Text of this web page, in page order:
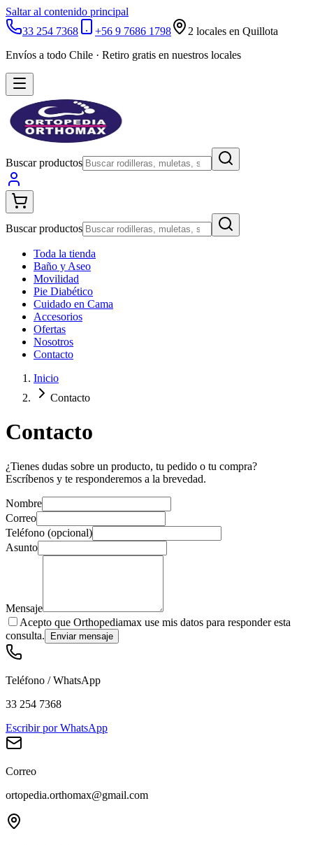
Saltar al contenido principal
33 254 7368
+56 9 7686 1798
2 locales en Quillota
Envíos a todo Chile · Retiro gratis en nuestros locales
Buscar productos
Buscar productos
Toda la tienda
Baño y Aseo
Movilidad
Pie Diabético
Cuidado en Cama
Accesorios
Ofertas
Nosotros
Contacto
Inicio
Contacto
Contacto
¿Tienes dudas sobre un producto, tu pedido o tu compra?
Escríbenos y te responderemos a la brevedad.
Nombre
Correo
Teléfono (opcional)
Asunto
Mensaje
Acepto que Orthopediamax use mis datos para responder esta
consulta.
Enviar mensaje
Teléfono / WhatsApp
33 254 7368
Escribir por WhatsApp
Correo
ortopedia.orthomax@gmail.com